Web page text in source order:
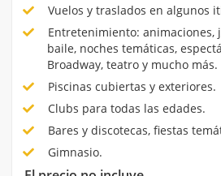
Vuelos y traslados en algunos
Entretenimiento: animaciones,
baile, noches temáticas,
Broadway, teatro y mucho más.
Piscinas cubiertas y exteriores.
Clubs para todas las edades.
Bares y discotecas, fiestas
Gimnasio.